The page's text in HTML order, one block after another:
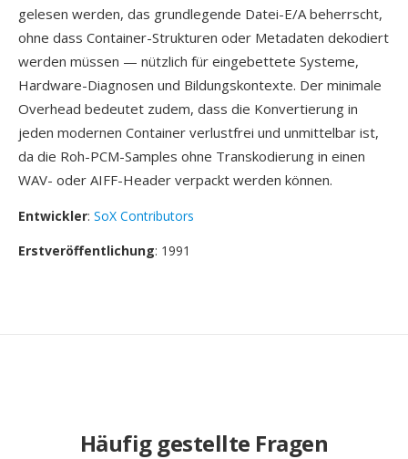
gelesen werden, das grundlegende Datei-E/A beherrscht,
ohne dass Container-Strukturen oder Metadaten dekodiert
werden müssen — nützlich für eingebettete Systeme,
Hardware-Diagnosen und Bildungskontexte. Der minimale
Overhead bedeutet zudem, dass die Konvertierung in
jeden modernen Container verlustfrei und unmittelbar ist,
da die Roh-PCM-Samples ohne Transkodierung in einen
WAV- oder AIFF-Header verpackt werden können.
Entwickler: SoX Contributors
Erstveröffentlichung: 1991
Häufig gestellte Fragen